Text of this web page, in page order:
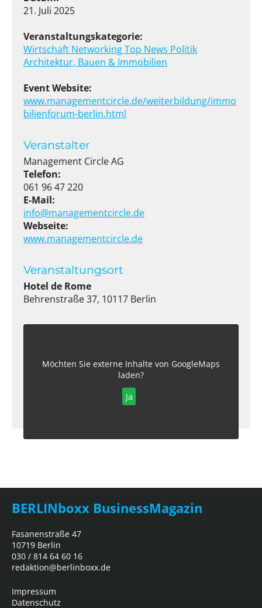
21. Juli 2025
Veranstaltungskategorie:
Wirtschaft NetworkingTop News Politik
Architektur, Bauen & Immobilien
Event Website:
www.managementcircle.de/weiterbildung/immo
bilienforum-berlin.html
Veranstalter
Management Circle AG
Telefon:
061 96 47 220
E-Mail:
info@managementcircle.de
Webseite:
www.managementcircle.de
Veranstaltungsort
Hotel de Rome
Behrenstraße 37, 10117 Berlin
Möchten Sie externe Inhalte von GoogleMaps
laden?
Ja
BERLINboxx BusinessMagazin
Fasanenstraße 47
10719 Berlin
030 / 814 64 60 16
redaktion@berlinboxx.de
Impressum
Datenschutz